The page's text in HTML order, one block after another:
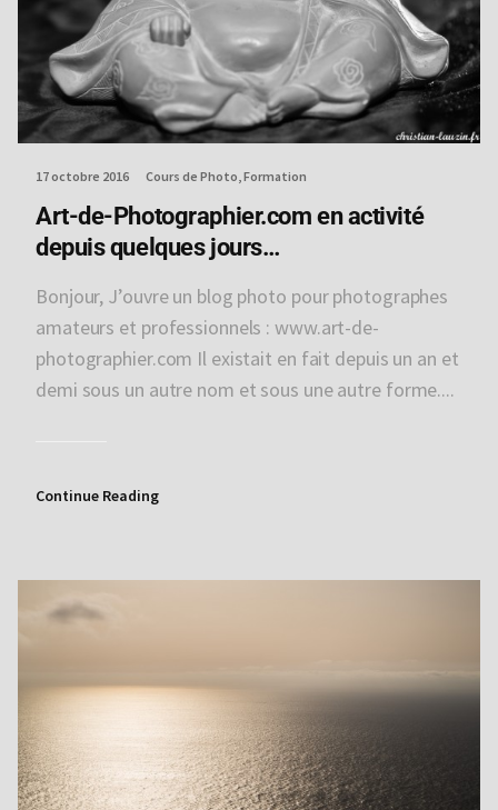
17 octobre 2016 Cours de Photo Formation
Art-de-Photographier.com en activité
depuis quelques jours…
Bonjour, J’ouvre un blog photo pour photographes
amateurs et professionnels : www.art-de-
photographier.com Il existait en fait depuis un an et
demi sous un autre nom et sous une autre forme....
Continue Reading